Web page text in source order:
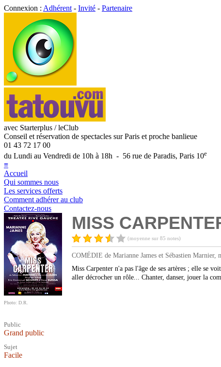
Connexion : Adhérent - Invité - Partenaire
avec Starterplus / leClub
Conseil et réservation de spectacles sur Paris et proche banlieue
01 43 72 17 00
du Lundi au Vendredi de 10h à 18h - 56 rue de Paradis, Paris 10e
≡
Accueil
Qui sommes nous
Les services offerts
Comment adhérer au club
Contactez-nous
Photo: D.R.
Public
Grand public
Sujet
Facile
MISS
(moyenne sur 85 notes)
COMÉDIE de Marianne James et Sébastien Marnier,
Miss Carpenter n'a pas l'âge de ses artères ; elle se
aller décrocher un rôle... Chanter, danser, jouer la